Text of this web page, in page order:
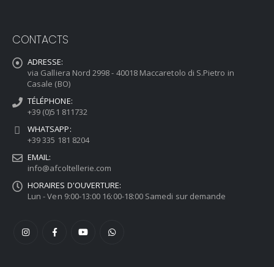
CONTACTS
ADRESSE:
via Galliera Nord 2998 - 40018 Maccaretolo di S.Pietro in
Casale (BO)
TÉLÉPHONE:
+39 (0)51 811732
WHATSAPP:
+39 335 181 8204
EMAIL:
info@afcoltellerie.com
HORAIRES D'OUVERTURE:
Lun - Ven 9:00-13:00 16:00-18:00 Samedi sur demande